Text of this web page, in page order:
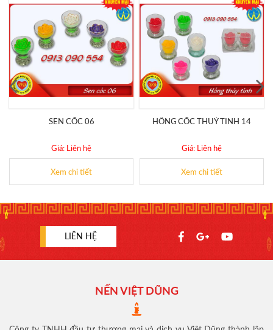
SEN CỐC 06
Giá: Liên hệ
Xem chi tiết
HÔNG CỐC THUỶ TINH 14
Giá: Liên hệ
Xem chi tiết
LIÊN HỆ
NẾN VIỆT DŨNG